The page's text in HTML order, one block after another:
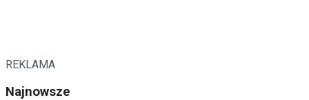
REKLAMA
Najnowsze